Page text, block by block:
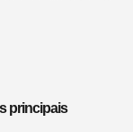
principais